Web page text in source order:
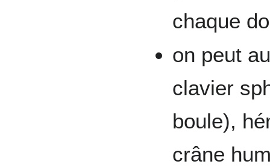
chaque
on peut
clavier
boule),
crâne